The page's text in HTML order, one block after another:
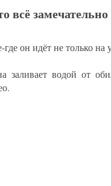
всё замечательно
он идёт не только на
водой от